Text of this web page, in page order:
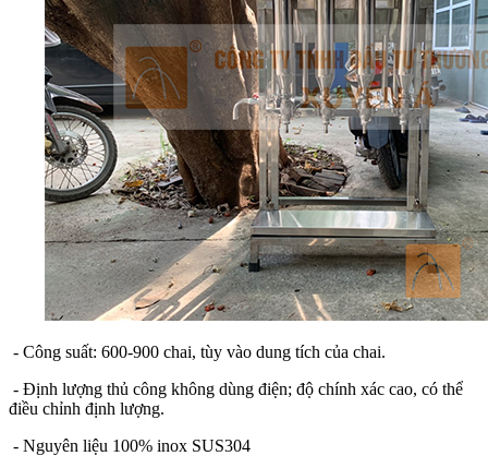
- Công suất: 600-900 chai, tùy vào dung tích của chai.
- Định lượng thủ công không dùng điện; độ chính xác cao, có thể
điều chỉnh định lượng.
- Nguyên liệu 100% inox SUS304